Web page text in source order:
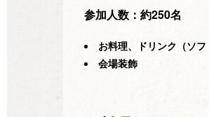
参加人数：約250名
お料理、ドリンク（ソ
会場装飾